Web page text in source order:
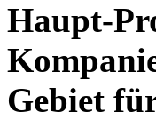
Haupt-
Gebiet